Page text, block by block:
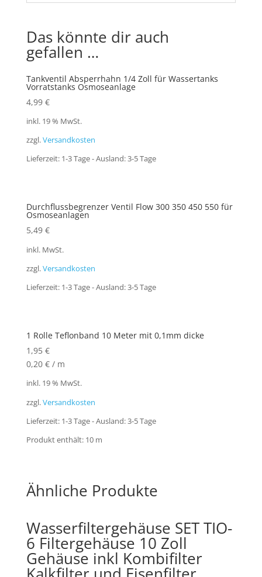
Das könnte dir auch
gefallen …
Tankventil Absperrhahn 1/4 Zoll für Wassertanks
Vorratstanks Osmoseanlage
4,99 €
inkl. 19 % MwSt.
zzgl.Versandkosten
Lieferzeit: 1-3 Tage - Ausland: 3-5 Tage
Durchflussbegrenzer Ventil Flow 300 350 450 550 für
Osmoseanlagen
5,49 €
inkl. MwSt.
zzgl.Versandkosten
Lieferzeit: 1-3 Tage - Ausland: 3-5 Tage
1 Rolle Teflonband 10 Meter mit 0,1mm dicke
1,95 €
0,20 €/ m
inkl. 19 % MwSt.
zzgl.Versandkosten
Lieferzeit: 1-3 Tage - Ausland: 3-5 Tage
Produkt enthält: 10 m
Ähnliche Produkte
Wasserfiltergehäuse SET TIO-
6 Filtergehäuse 10 Zoll
Gehäuse inkl Kombifilter